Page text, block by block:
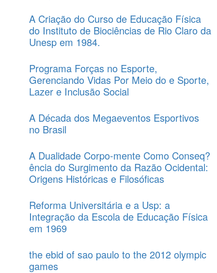
A Criação do Curso de Educação Física
do Instituto de Biociências de Rio Claro da
Unesp em 1984.
Programa Forças no Esporte,
Gerenciando Vidas Por Meio do e Sporte,
Lazer e Inclusão Social
A Década dos Megaeventos Esportivos
no Brasil
A Dualidade Corpo-mente Como Conseq?
ência do Surgimento da Razão Ocidental:
Origens Históricas e Filosóficas
Reforma Universitária e a Usp: a
Integração da Escola de Educação Física
em 1969
the ebid of sao paulo to the 2012 olympic
games